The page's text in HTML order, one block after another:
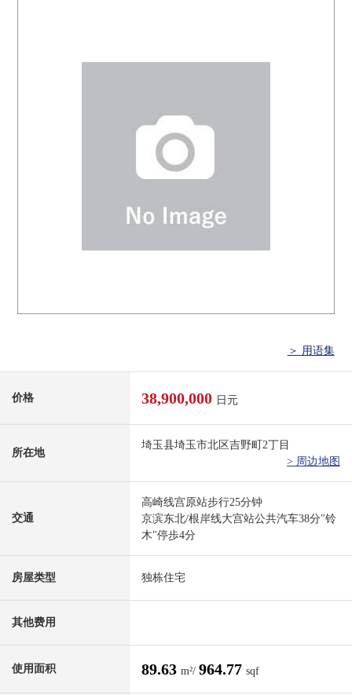
＞ 用语集
价格 38,900,000 日元
所在地
埼玉县埼玉市北区吉野町2丁目
> 周边地图
交通
高崎线宫原站步行25分钟
京滨东北/根岸线大宫站公共汽车38分"铃
木"停歩4分
房屋类型 独栋住宅
其他费用
使用面积 89.63 m²/ 964.77 sqf